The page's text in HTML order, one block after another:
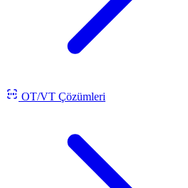
OT/VT Çözümleri